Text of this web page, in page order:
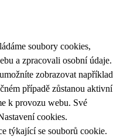
soubory cookies,
a zpracovali osobní údaje.
zobrazovat například
případě zůstanou aktivní
k provozu webu. Své
cookies.
týkající se souborů cookie.